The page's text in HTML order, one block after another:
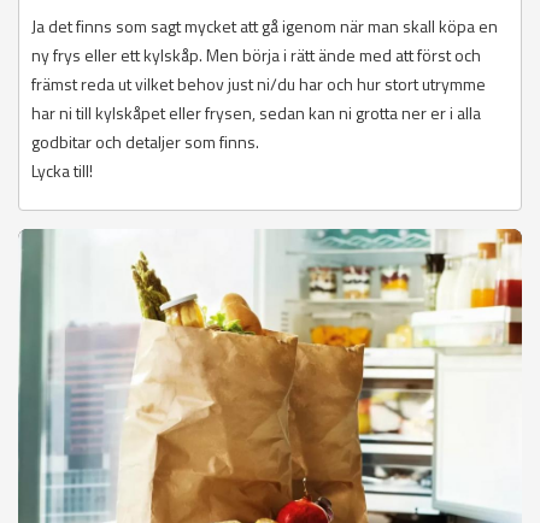
Ja det finns som sagt mycket att gå igenom när man skall köpa en
ny frys eller ett kylskåp. Men börja i rätt ände med att först och
främst reda ut vilket behov just ni/du har och hur stort utrymme
har ni till kylskåpet eller frysen, sedan kan ni grotta ner er i alla
godbitar och detaljer som finns.
Lycka till!